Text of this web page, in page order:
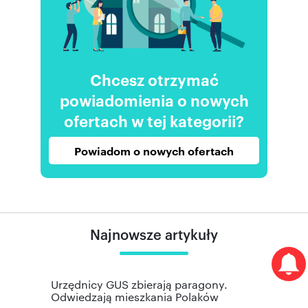
Chcesz otrzymać
powiadomienia o nowych
ofertach w tej kategorii?
Powiadom o nowych ofertach
Najnowsze artykuły
Urzędnicy GUS zbierają paragony.
Odwiedzają mieszkania Polaków